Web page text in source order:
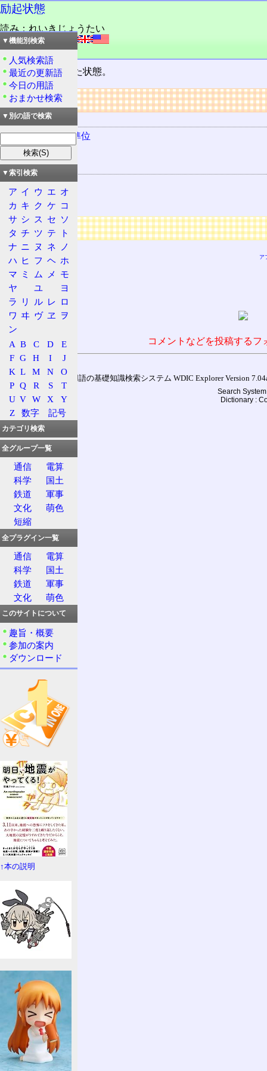
励起状態
読み：れいきじょうたい
外語：excited state
品詞：さ変名詞
物質が励起された状態。
リンク
用語の所属
エネルギー準位
励起
関連する用語
項間交差
基底状態
広告
ア
コメントなどを投稿する
通信用語の基礎知識検索システム WDIC Explorer Version
Search
Dictionary :
▼機能別検索
人気検索語
最近の更新語
今日の用語
おまかせ検索
▼別の語で検索
▼索引検索
ア イ ウ エ オ
カ キ ク ケ コ
サ シ ス セ ソ
タ チ ツ テ
ト
ナ ニ ヌ ネ
ノ
ハ ヒ フ ヘ ホ
マ ミ ム メ
モ
ヤ
ユ
ヨ
ラ
リ ル レ ロ
ワ ヰ ヴ ヱ
ヲ
ン
A B C D
E
F G H I
J
K L M N
O
P Q R S
T
U V W X
Y
Z
数字 記号
カテゴリ検索
全グループ一覧
通信
電算
科学
国土
鉄道
軍事
文化
萌色
短縮
全プラグイン一覧
通信
電算
科学
国土
鉄道
軍事
文化
萌色
このサイトについて
趣旨・概要
参加の案内
ダウンロード
↑本の説明